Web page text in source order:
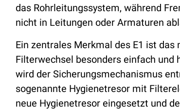
das Rohrleitungssystem, während
nicht in Leitungen oder Armaturen
Ein zentrales Merkmal des E1 ist
Filterwechsel besonders einfach
wird der Sicherungsmechanismus
sogenannte Hygienetresor mit
neue Hygienetresor eingesetzt und